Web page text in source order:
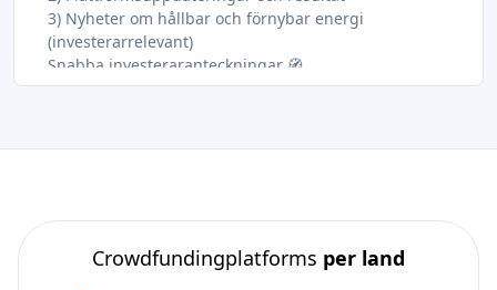
3) Nyheter om hållbar och förnybar energi
(investerarrelevant)
Snabba investeraranteckningar 🧭
Crowdfundingplatforms per land